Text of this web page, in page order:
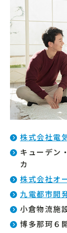
株式会社電
キューデン
カ
株式会社オ
九電都市開
小倉物流施
博多那珂６